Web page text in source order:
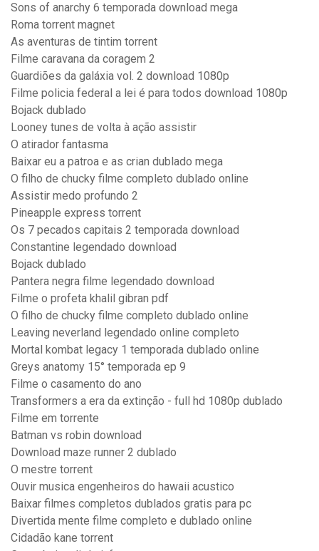
Sons of anarchy 6 temporada download mega
Roma torrent magnet
As aventuras de tintim torrent
Filme caravana da coragem 2
Guardiões da galáxia vol. 2 download 1080p
Filme policia federal a lei é para todos download 1080p
Bojack dublado
Looney tunes de volta à ação assistir
O atirador fantasma
Baixar eu a patroa e as crian dublado mega
O filho de chucky filme completo dublado online
Assistir medo profundo 2
Pineapple express torrent
Os 7 pecados capitais 2 temporada download
Constantine legendado download
Bojack dublado
Pantera negra filme legendado download
Filme o profeta khalil gibran pdf
O filho de chucky filme completo dublado online
Leaving neverland legendado online completo
Mortal kombat legacy 1 temporada dublado online
Greys anatomy 15° temporada ep 9
Filme o casamento do ano
Transformers a era da extinção - full hd 1080p dublado
Filme em torrente
Batman vs robin download
Download maze runner 2 dublado
O mestre torrent
Ouvir musica engenheiros do hawaii acustico
Baixar filmes completos dublados gratis para pc
Divertida mente filme completo e dublado online
Cidadão kane torrent